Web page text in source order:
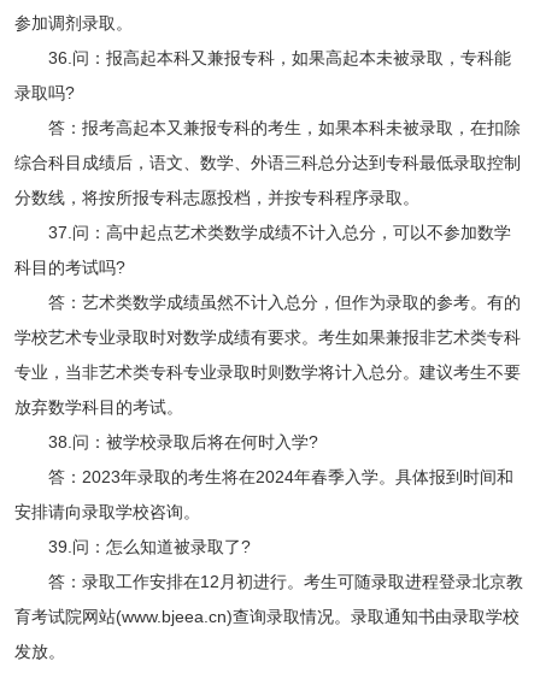
参加调剂录取。
36.问：报高起本科又兼报专科，如果高起本未被录取，专科能
录取吗?
答：报考高起本又兼报专科的考生，如果本科未被录取，在扣除
综合科目成绩后，语文、数学、外语三科总分达到专科最低录取控制
分数线，将按所报专科志愿投档，并按专科程序录取。
37.问：高中起点艺术类数学成绩不计入总分，可以不参加数学
科目的考试吗?
答：艺术类数学成绩虽然不计入总分，但作为录取的参考。有的
学校艺术专业录取时对数学成绩有要求。考生如果兼报非艺术类专科
专业，当非艺术类专科专业录取时则数学将计入总分。建议考生不要
放弃数学科目的考试。
38.问：被学校录取后将在何时入学?
答：2023年录取的考生将在2024年春季入学。具体报到时间和
安排请向录取学校咨询。
39.问：怎么知道被录取了?
答：录取工作安排在12月初进行。考生可随录取进程登录北京教
育考试院网站(www.bjeea.cn)查询录取情况。录取通知书由录取学校
发放。